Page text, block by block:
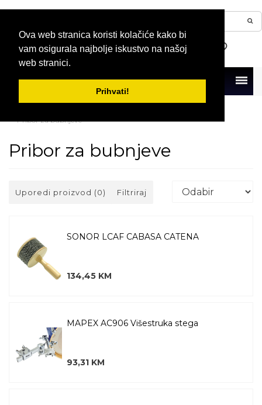
Ova web stranica koristi kolačiće kako bi
vam osigurala najbolje iskustvo na našoj
web stranici.
Prihvati!
Menu
Pribor za bubnjeve
Pribor za bubnjeve
Uporedi proizvod (0) Filtriraj
SONOR LCAF CABASA CATENA
134,45 KM
MAPEX AC906 Višestruka stega
93,31 KM